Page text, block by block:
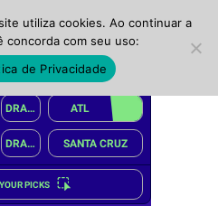
utiliza cookies. Ao continuar a
concorda com seu uso:
de Privacidade